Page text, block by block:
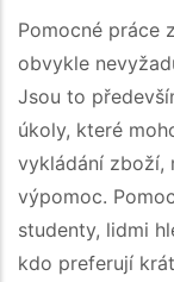
Pomocné práce
obvykle
Jsou to
úkoly, které
vykládání zboží,
výpomoc.
studenty, lidmi
kdo preferují